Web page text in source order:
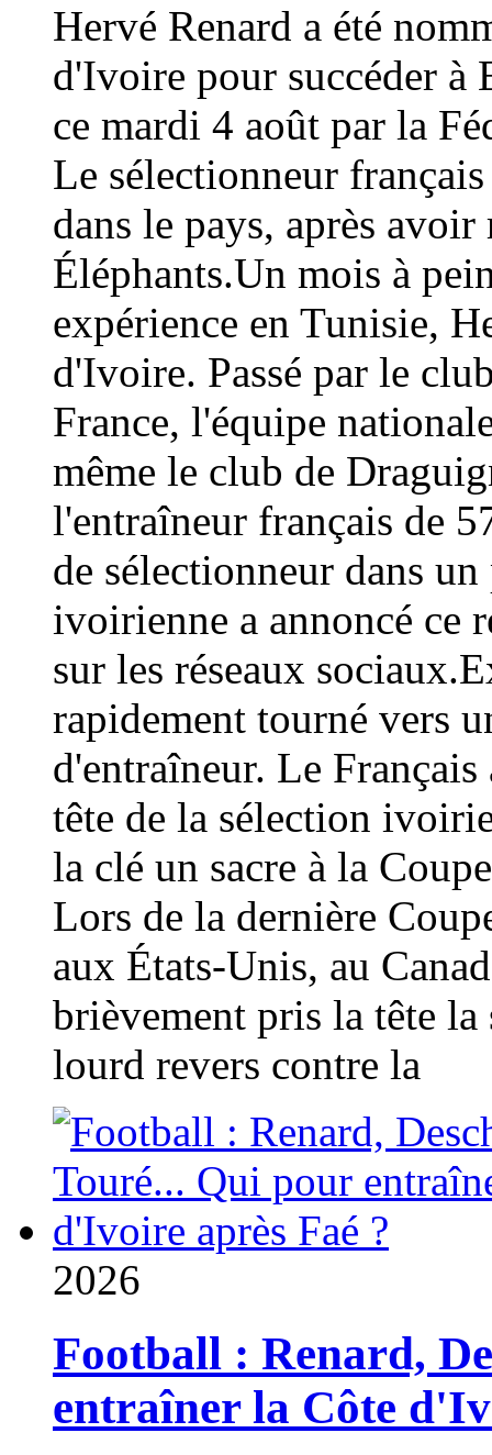
Hervé Renard a été
d'Ivoire pour succéder à
ce mardi 4 août par la
Le sélectionneur
dans le pays, après
Éléphants.Un mois à
expérience en Tunisie,
d'Ivoire. Passé par le
France, l'équipe
même le club de
l'entraîneur français de
de sélectionneur dans
ivoirienne a annoncé ce
sur les réseaux
rapidement tourné vers
d'entraîneur. Le
tête de la sélection
la clé un sacre à la
Lors de la dernière
aux États-Unis, au
brièvement pris la tête
lourd revers contre la
2026
Football : Renard,
entraîner la Côte